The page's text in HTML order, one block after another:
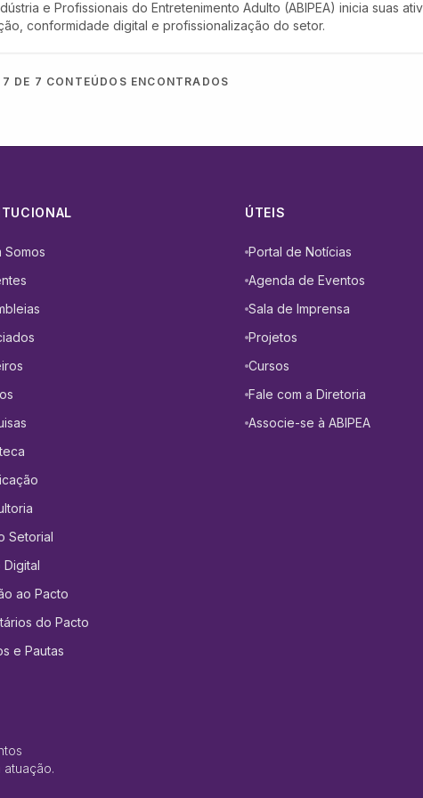
e Profissionais do Entretenimento Adulto (ABIPEA) inicia suas
conformidade digital e profissionalização do setor.
7 DE 7 CONTEÚDOS ENCONTRADOS
Somos
Setorial
Digital
ao Pacto
do Pacto
e Pautas
ÚTEIS
Portal de Notícias
Agenda de Eventos
Sala de Imprensa
Projetos
Cursos
Fale com a Diretoria
Associe-se à ABIPEA